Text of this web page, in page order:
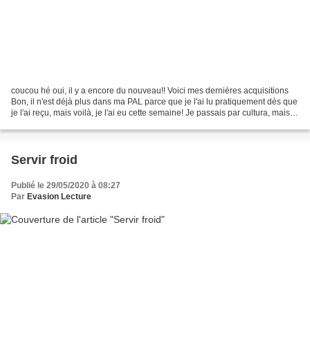
coucou hé oui, il y a encore du nouveau!! Voici mes dernières acquisitions
Bon, il n'est déjà plus dans ma PAL parce que je l'ai lu pratiquement dès que
je l'ai reçu, mais voilà, je l'ai eu cette semaine! Je passais par cultura, mais
Servir froid
Publié le 29/05/2020 à 08:27
Par Evasion Lecture